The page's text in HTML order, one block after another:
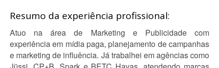
Resumo da experiência profissional:
Atuo na área de Marketing e Publicidade com
experiência em mídia paga, planejamento de campanhas
e marketing de influência. Já trabalhei em agências como